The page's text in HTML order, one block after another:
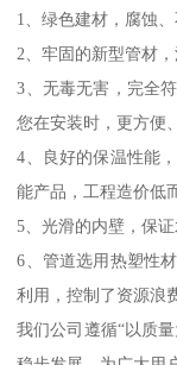
1、绿色建材，腐蚀
2、牢固的新型管材，
3、无毒无害，完全
您在安装时，更方便
4、良好的保温性能
能产品，工程造价低
5、光滑的内壁，保
6、管道选用热塑性
利用，控制了资源浪
我们公司遵循“以质